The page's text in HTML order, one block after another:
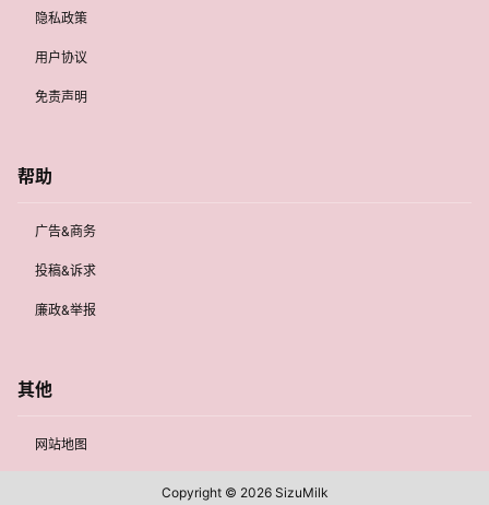
隐私政策
用户协议
免责声明
帮助
广告&商务
投稿&诉求
廉政&举报
其他
网站地图
Copyright © 2026SizuMilk